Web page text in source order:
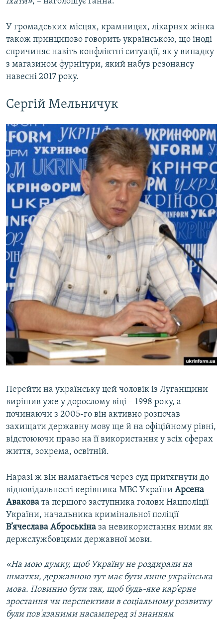
У громадських місцях, крамницях, лікарнях жінка
також принципово говорить українською, що іноді
спричиняє навіть конфліктні ситуації, як у випадку
з магазином фурнітури, який набув резонансу
навесні 2017 року.
Сергій Мельничук
Перейти на українську цей чоловік із Луганщини
вирішив уже у дорослому віці – 1998 року, а
починаючи з 2005-го він активно розпочав
захищати державну мову ще й на офіційному рівні,
відстоюючи право на її використання у всіх сферах
життя, зокрема, освітній.
Наразі ж він намагається через суд притягнути до
відповідальності керівника МВС України Арсена
Авакова та першого заступника голови Нацполіції
України, начальника кримінальної поліції
В’ячеслава Аброськіна за невикористання ними як
держслужбовцями державної мови.
«На мою думку, щоб Україну не роздирали на
шматки, державною тут має бути лише українська
мова. Повинно бути так, щоб будь-яке кар’єрне
зростання чи перспективи в соціальному розвитку
були пов'язаними насамперед зі знанням